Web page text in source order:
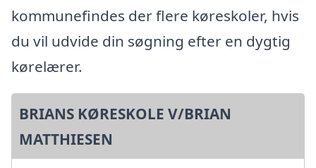
kommunefindes der flere køreskoler, hvis
du vil udvide din søgning efter en dygtig
kørelærer.
BRIANS KØRESKOLE V/BRIAN
MATTHIESEN